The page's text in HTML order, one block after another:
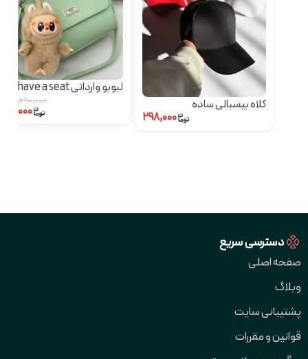
کلاه بیسبالی ساده
لبوبو وارداتی have a seat
۱,۶۹۰,۰۰۰
دسترسی سریع
صفحه اصلی
وبلاگ
پشتیبانی سایت
قوانین و مقررات